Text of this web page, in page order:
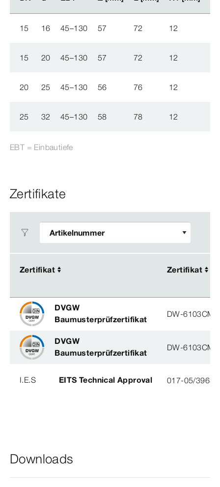
15 16 45–130 57 72 12
15 20 45–130 57 72 12
20 25 45–130 56 76 12
25 32 45–130 58 78 12
EBT = Einbautiefe
Zertifikate
Zertifikat Zertifikat
Zertifikat Zertifikat
DVGW
Baumusterprüfzertifikat
DW-
DVGW
Baumusterprüfzertifikat
DW-
I.E.S EITS Technical Approval 017-05/3963-
Downloads